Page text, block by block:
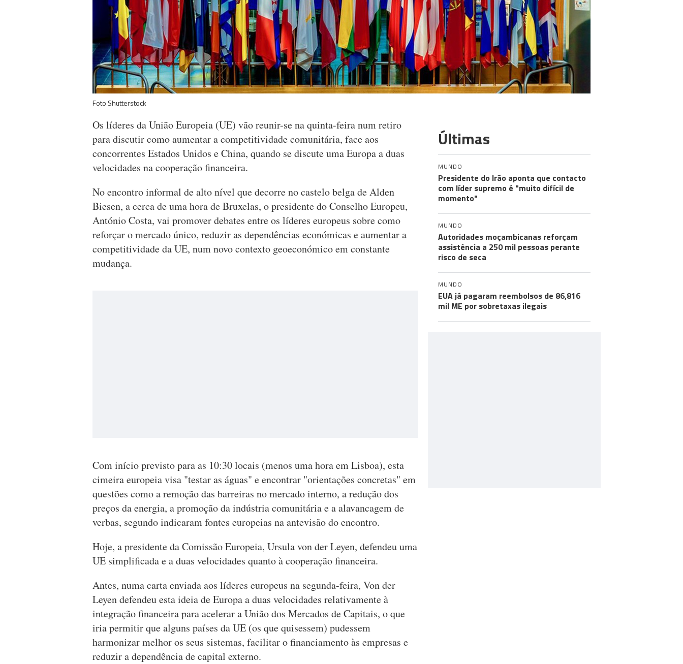
Foto Shutterstock
Os líderes da União Europeia (UE) vão reunir-se na quinta-feira num retiro
para discutir como aumentar a competitividade comunitária, face aos
concorrentes Estados Unidos e China, quando se discute uma Europa a duas
velocidades na cooperação financeira.
No encontro informal de alto nível que decorre no castelo belga de Alden
Biesen, a cerca de uma hora de Bruxelas, o presidente do Conselho Europeu,
António Costa, vai promover debates entre os líderes europeus sobre como
reforçar o mercado único, reduzir as dependências económicas e aumentar a
competitividade da UE, num novo contexto geoeconómico em constante
mudança.
Com início previsto para as 10:30 locais (menos uma hora em Lisboa), esta
cimeira europeia visa "testar as águas" e encontrar "orientações concretas" em
questões como a remoção das barreiras no mercado interno, a redução dos
preços da energia, a promoção da indústria comunitária e a alavancagem de
verbas, segundo indicaram fontes europeias na antevisão do encontro.
Hoje, a presidente da Comissão Europeia, Ursula von der Leyen, defendeu uma
UE simplificada e a duas velocidades quanto à cooperação financeira.
Antes, numa carta enviada aos líderes europeus na segunda-feira, Von der
Leyen defendeu esta ideia de Europa a duas velocidades relativamente à
integração financeira para acelerar a União dos Mercados de Capitais, o que
iria permitir que alguns países da UE (os que quisessem) pudessem
harmonizar melhor os seus sistemas, facilitar o financiamento às empresas e
reduzir a dependência de capital externo.
Últimas
MUNDO
Presidente do Irão aponta que contacto
com líder supremo é "muito difícil de
momento"
MUNDO
Autoridades moçambicanas reforçam
assistência a 250 mil pessoas perante
risco de seca
MUNDO
EUA já pagaram reembolsos de 86,816
mil ME por sobretaxas ilegais